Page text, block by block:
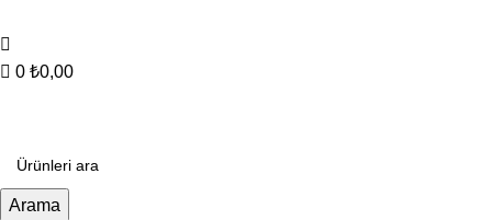
0 ₺0,00
Arama